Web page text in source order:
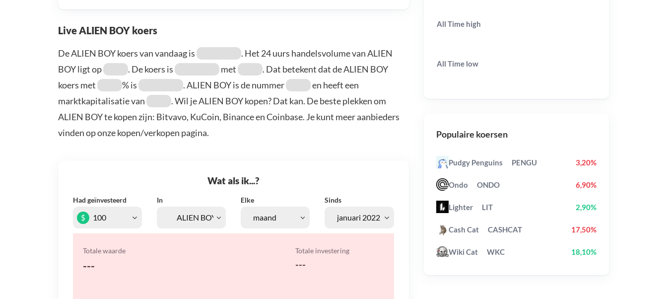
Live ALIEN BOY koers
De ALIEN BOY koers van vandaag is
. Het 24 uurs handelsvolume van ALIEN
BOY ligt op
. De koers is met
. Dat betekent dat de ALIEN BOY
koers met
% is . ALIEN BOY is de nummer
en heeft een
marktkapitalisatie van
. Wil je ALIEN BOY kopen? Dat kan. De beste plekken om
ALIEN BOY te kopen zijn: Bitvavo, KuCoin, Binance en Coinbase. Je kunt meer aanbieders
vinden op onze kopen/verkopen pagina.
Wat als ik...?
Had geïnvesteerd In Elke Sinds
$
Totale waarde
---
Totale investering
---
All Time high
All Time low
Populaire koersen
Pudgy Penguins PENGU 3,20%
Ondo ONDO 6,90%
Lighter LIT 2,90%
Cash Cat CASHCAT 17,50%
Wiki Cat WKC 18,10%